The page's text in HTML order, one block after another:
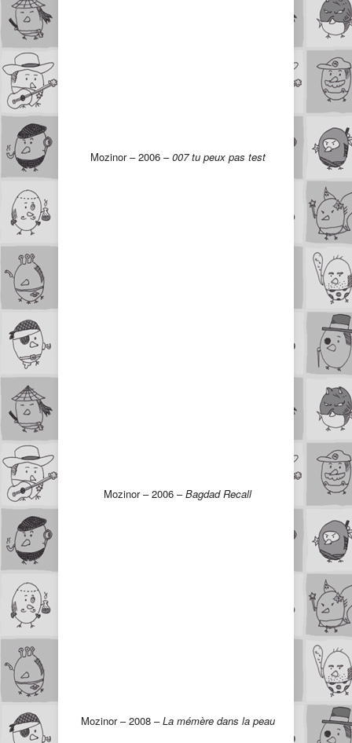
Mozinor – 2006 –007 tu peux pas test
Mozinor – 2006 –Bagdad Recall
Mozinor – 2008 –La mémère dans la peau